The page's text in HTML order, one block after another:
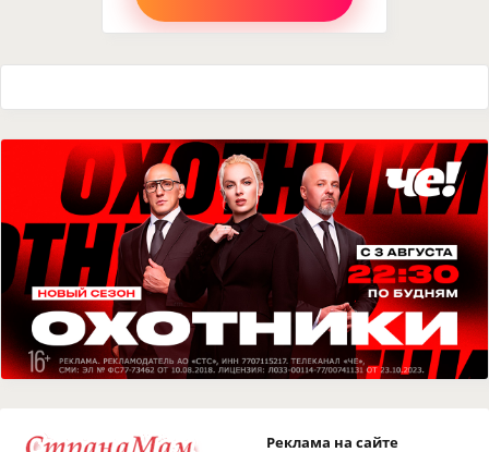
Реклама на сайте